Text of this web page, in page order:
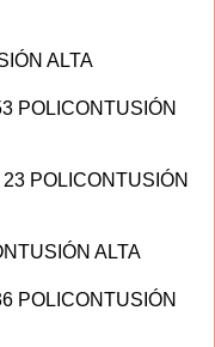
ALTA
POLICONTUSIÓN
POLICONTUSIÓN
ALTA
POLICONTUSIÓN